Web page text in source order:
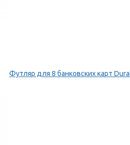
Футляр для 8 банковских карт